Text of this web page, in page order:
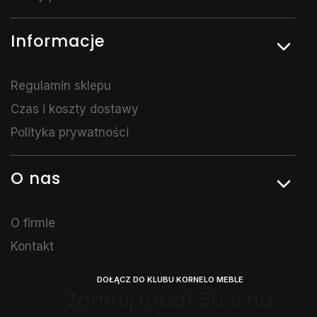
Informacje
Regulamin sklepu
Czas i koszty dostawy
Polityka prywatności
O nas
O firmie
Kontakt
DOŁĄCZ DO KLUBU KORNELO MEBLE